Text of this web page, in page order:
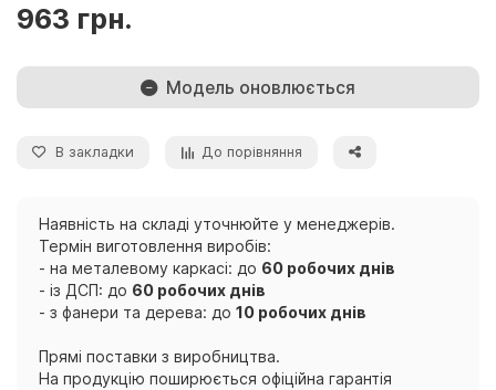
963 грн.
Модель оновлюється
В закладки До порівняння
Наявність на складі уточнюйте у менеджерів.
Термін виготовлення виробів:
- на металевому каркасі: до 60 робочих днів
- із ДСП: до 60 робочих днів
- з фанери та дерева: до 10 робочих днів
Прямі поставки з виробництва.
На продукцію поширюється офіційна гарантія